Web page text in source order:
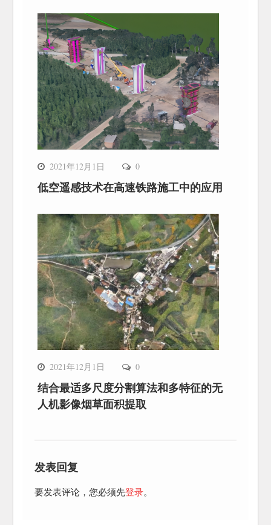
2021年12月1日 0
低空遥感技术在高速铁路施工中的应用
2021年12月1日 0
结合最适多尺度分割算法和多特征的无
人机影像烟草面积提取
发表回复
要发表评论，您必须先登录。